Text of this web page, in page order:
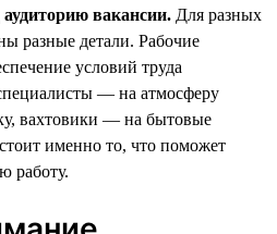
вакансии. Для разных
разные детали. Рабочие
условий труда
— на атмосферу
вахтовики — на бытовые
именно то, что поможет
работу.